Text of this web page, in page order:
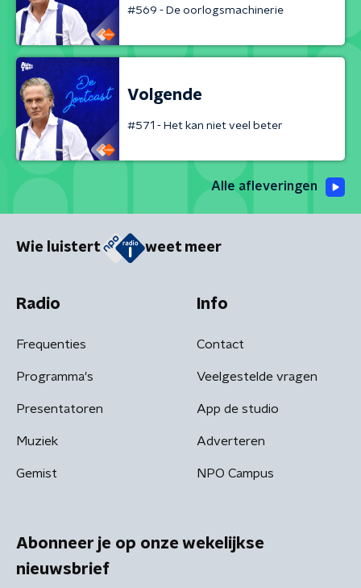
#569 - De oorlogsmachinerie
Volgende
#571 - Het kan niet veel beter
Alle afleveringen
Wie luistert weet meer
Radio
Frequenties
Programma's
Presentatoren
Muziek
Gemist
Info
Contact
Veelgestelde vragen
App de studio
Adverteren
NPO Campus
Abonneer je op onze wekelijkse
nieuwsbrief